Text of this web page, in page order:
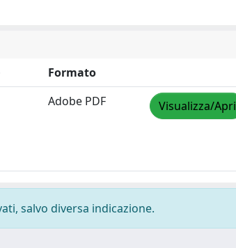
Formato
Adobe PDF Visualizza/Apri
salvo diversa indicazione.